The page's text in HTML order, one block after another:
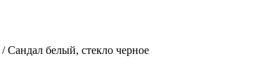
/ Сандал белый, стекло черное